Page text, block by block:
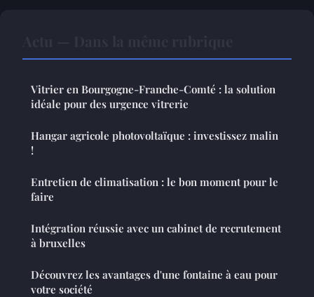
Vitrier en Bourgogne-Franche-Comté : la solution
idéale pour des urgence vitrerie
Hangar agricole photovoltaïque : investissez malin
!
Entretien de climatisation : le bon moment pour le
faire
Intégration réussie avec un cabinet de recrutement
à bruxelles
Découvrez les avantages d'une fontaine à eau pour
votre société